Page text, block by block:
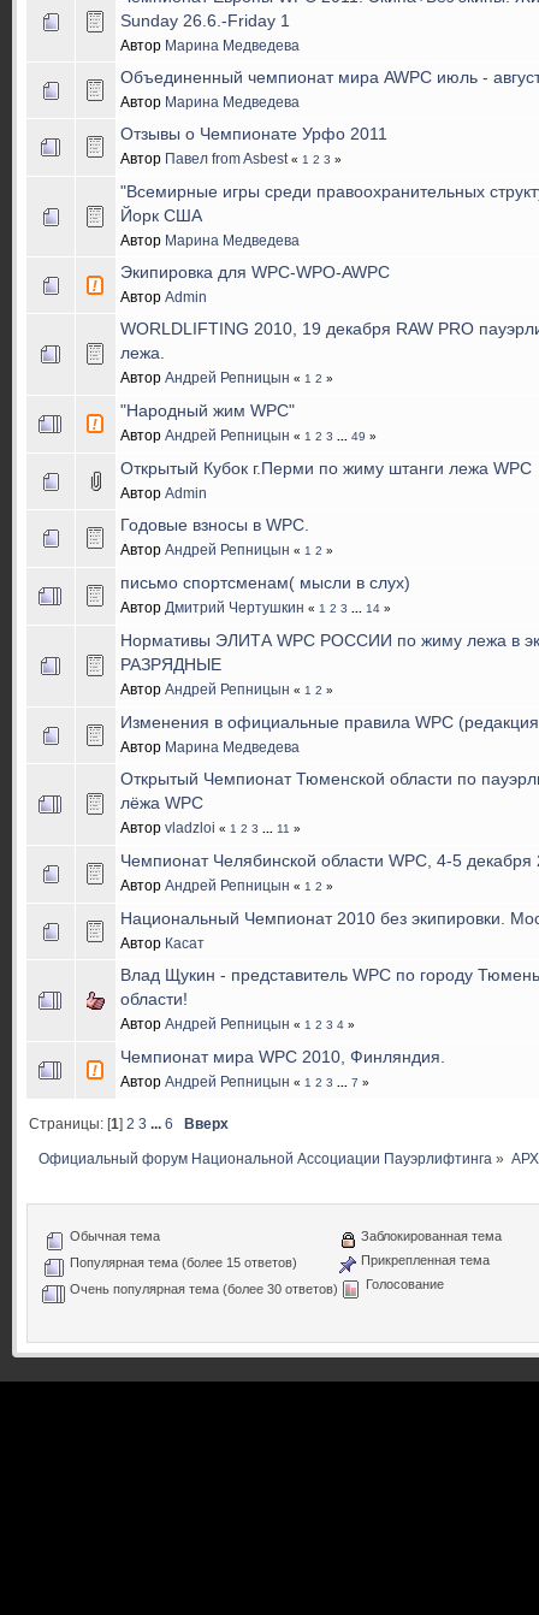
Sunday 26.6.-Friday 1
Автор Марина Медведева
Объединенный чемпионат мира AWPC июль -
Автор Марина Медведева
Отзывы о Чемпионате Урфо 2011
Автор Павел from Asbest « 1 2 3 »
"Всемирные игры среди правоохранительных
Йорк США
Автор Марина Медведева
Экипировка для WPC-WPO-AWPC
Автор Admin
WORLDLIFTING 2010, 19 декабря RAW PRO
лежа.
Автор Андрей Репницын « 1 2 »
"Народный жим WPC"
Автор Андрей Репницын « 1 2 3 ... 49 »
Открытый Кубок г.Перми по жиму штанги лежа WPC
Автор Admin
Годовые взносы в WPC.
Автор Андрей Репницын « 1 2 »
письмо спортсменам( мысли в слух)
Автор Дмитрий Чертушкин « 1 2 3 ... 14»
Нормативы ЭЛИТА WPC РОССИИ по жиму лежа в
РАЗРЯДНЫЕ
Автор Андрей Репницын « 1 2 »
Изменения в официальные правила WPC (редакция
Автор Марина Медведева
Открытый Чемпионат Тюменской области по
лёжа WPC
Автор vladzloi « 1 2 3 ... 11 »
Чемпионат Челябинской области WPC, 4-5 декабря
Автор Андрей Репницын « 1 2 »
Национальный Чемпионат 2010 без экипировки.
Автор Касат
Влад Щукин - представитель WPC по городу
области!
Автор Андрей Репницын « 1 2 3 4»
Чемпионат мира WPC 2010, Финляндия.
Автор Андрей Репницын « 1 2 3 ... 7 »
Страницы: [1]2 3 ...6 Вверх
Официальный форум Национальной Ассоциации Пауэрлифтинга »
Обычная тема
Популярная тема (более 15 ответов)
Очень популярная тема (более 30 ответов)
Заблокированная тема
Прикрепленная тема
Голосование